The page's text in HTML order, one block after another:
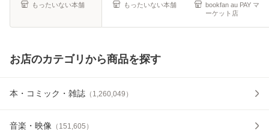
もったいない本舗 もったいない本舗
bookfan au PAY マ
ーケット店
お店のカテゴリから商品を探す
本・コミック・雑誌 （ 1,260,049 ）
音楽・映像 （ 151,605 ）